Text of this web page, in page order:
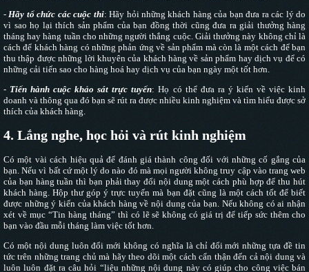
- Hãy tổ chức các cuộc thi: Hãy hỏi những khách hàng của bạn đưa ra các lý do
vì sao họ lại thích sản phẩm của bạn đồng thời cũng đưa ra giải thưởng hàng
tháng hay hàng tuần cho những người thắng cuộc. Giải thưởng này không chỉ là
cách để khách hàng có những phản ứng về sản phẩm mà còn là một cách để bạn
thu thập được những lời khuyên của khách hàng về sản phẩm hay dịch vụ để có
những cải tiến sao cho hàng hoá hay dịch vụ của bạn ngày một tốt hơn.
- Tiến hành cuộc khảo sát trực tuyến: Họ có thể đưa ra ý kiến về việc kinh
doanh và thông qua đó bạn sẽ rút ra được nhiều kinh nghiệm và tìm hiểu được sở
thích của khách hàng.
4. Lắng nghe, học hỏi và rút kinh nghiệm
Có một vài cách hiệu quả để đánh giá thành công đối với những cố gắng của
bạn. Nếu vì bất cứ một lý do nào đó mà mọi người không truy cập vào trang web
của bạn hàng tuần thì bạn phải thay đổi nội dung một cách phù hợp để thu hút
khách hàng. Hộp thư góp ý trực tuyến mà bạn đặt cũng là một cách tốt để biết
được những ý kiến của khách hàng về nội dung của bạn. Nếu không có ai nhận
xét về mục “Tin hàng tháng” thì có lẽ sẽ không có giá trị để tiếp sức thêm cho
bạn vào đầu mỗi tháng làm việc tốt hơn.
Có một nội dung luôn đổi mới không có nghĩa là chỉ đổi mới những tựa đề tin
tức trên những trang chủ mà hãy theo dõi một cách cẩn thận đến cả nội dung và
luôn luôn đặt ra câu hỏi “liệu những nội dung này có giúp cho công việc bán